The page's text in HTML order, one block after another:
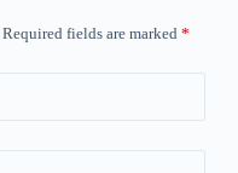
Required fields are marked *